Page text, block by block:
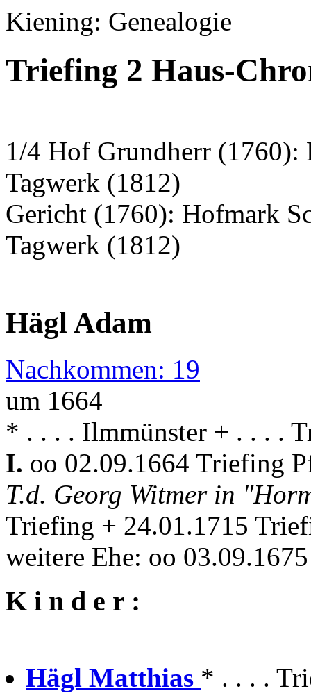
Kiening: Genealogie
Triefing 2 Haus-
1/4 Hof Grundherr (1760):
Tagwerk (1812)
Gericht (1760): Hofmark
Tagwerk (1812)
Hägl Adam
Nachkommen: 19
um 1664
* . . . . Ilmmünster + . . . .
I. oo 02.09.1664 Triefing
T.d. Georg Witmer in
Triefing + 24.01.1715
weitere Ehe: oo
K i n d e r :
Hägl Matthias * . . . .